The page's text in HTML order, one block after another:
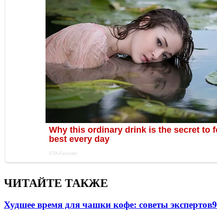
ЧИТАЙТЕ ТАКЖЕ
Худшее время для чашки кофе: советы экспертов